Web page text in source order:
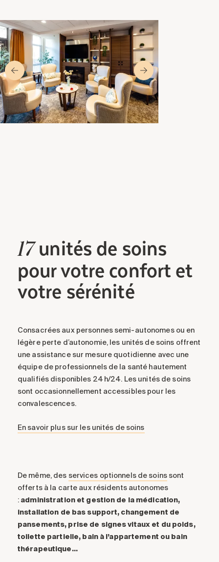
17unitésde soins
pour votre confort et
votre sérénité
Consacrées aux personnes semi-autonomes ou en
légère perte d’autonomie, les unités de soins offrent
une assistance sur mesure quotidienne avec une
équipe de professionnels de la santé hautement
qualifiés disponibles 24 h/24. Les unités de soins
sont occasionnellement accessibles pour les
convalescences.
En savoir plus sur les unités de soins
De même, des services optionnels de soinssont
offerts à la carte aux résidents autonomes
: administration et gestion de la médication,
installation de bas support, changement de
pansements, prise de signes vitaux et du poids,
toilette partielle, bain à l’appartement ou bain
thérapeutique…